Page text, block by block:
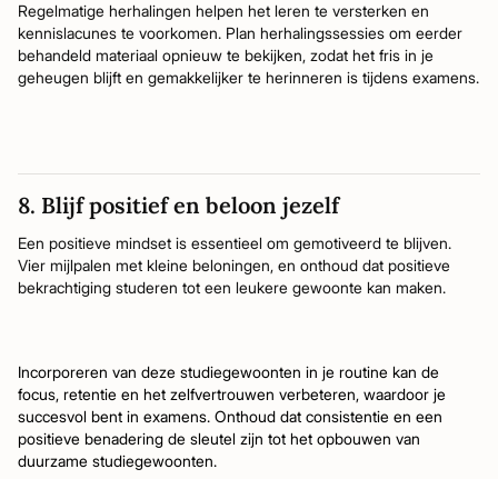
Regelmatige herhalingen helpen het leren te versterken en
kennislacunes te voorkomen. Plan herhalingssessies om eerder
behandeld materiaal opnieuw te bekijken, zodat het fris in je
geheugen blijft en gemakkelijker te herinneren is tijdens examens.
8. Blijf positief en beloon jezelf
Een positieve mindset is essentieel om gemotiveerd te blijven.
Vier mijlpalen met kleine beloningen, en onthoud dat positieve
bekrachtiging studeren tot een leukere gewoonte kan maken.
Incorporeren van deze studiegewoonten in je routine kan de
focus, retentie en het zelfvertrouwen verbeteren, waardoor je
succesvol bent in examens. Onthoud dat consistentie en een
positieve benadering de sleutel zijn tot het opbouwen van
duurzame studiegewoonten.